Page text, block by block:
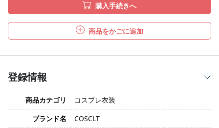
購入手続きへ
商品をかごに追加
登録情報
商品カテゴリ
コスプレ衣装
ブランド名
COSCLT